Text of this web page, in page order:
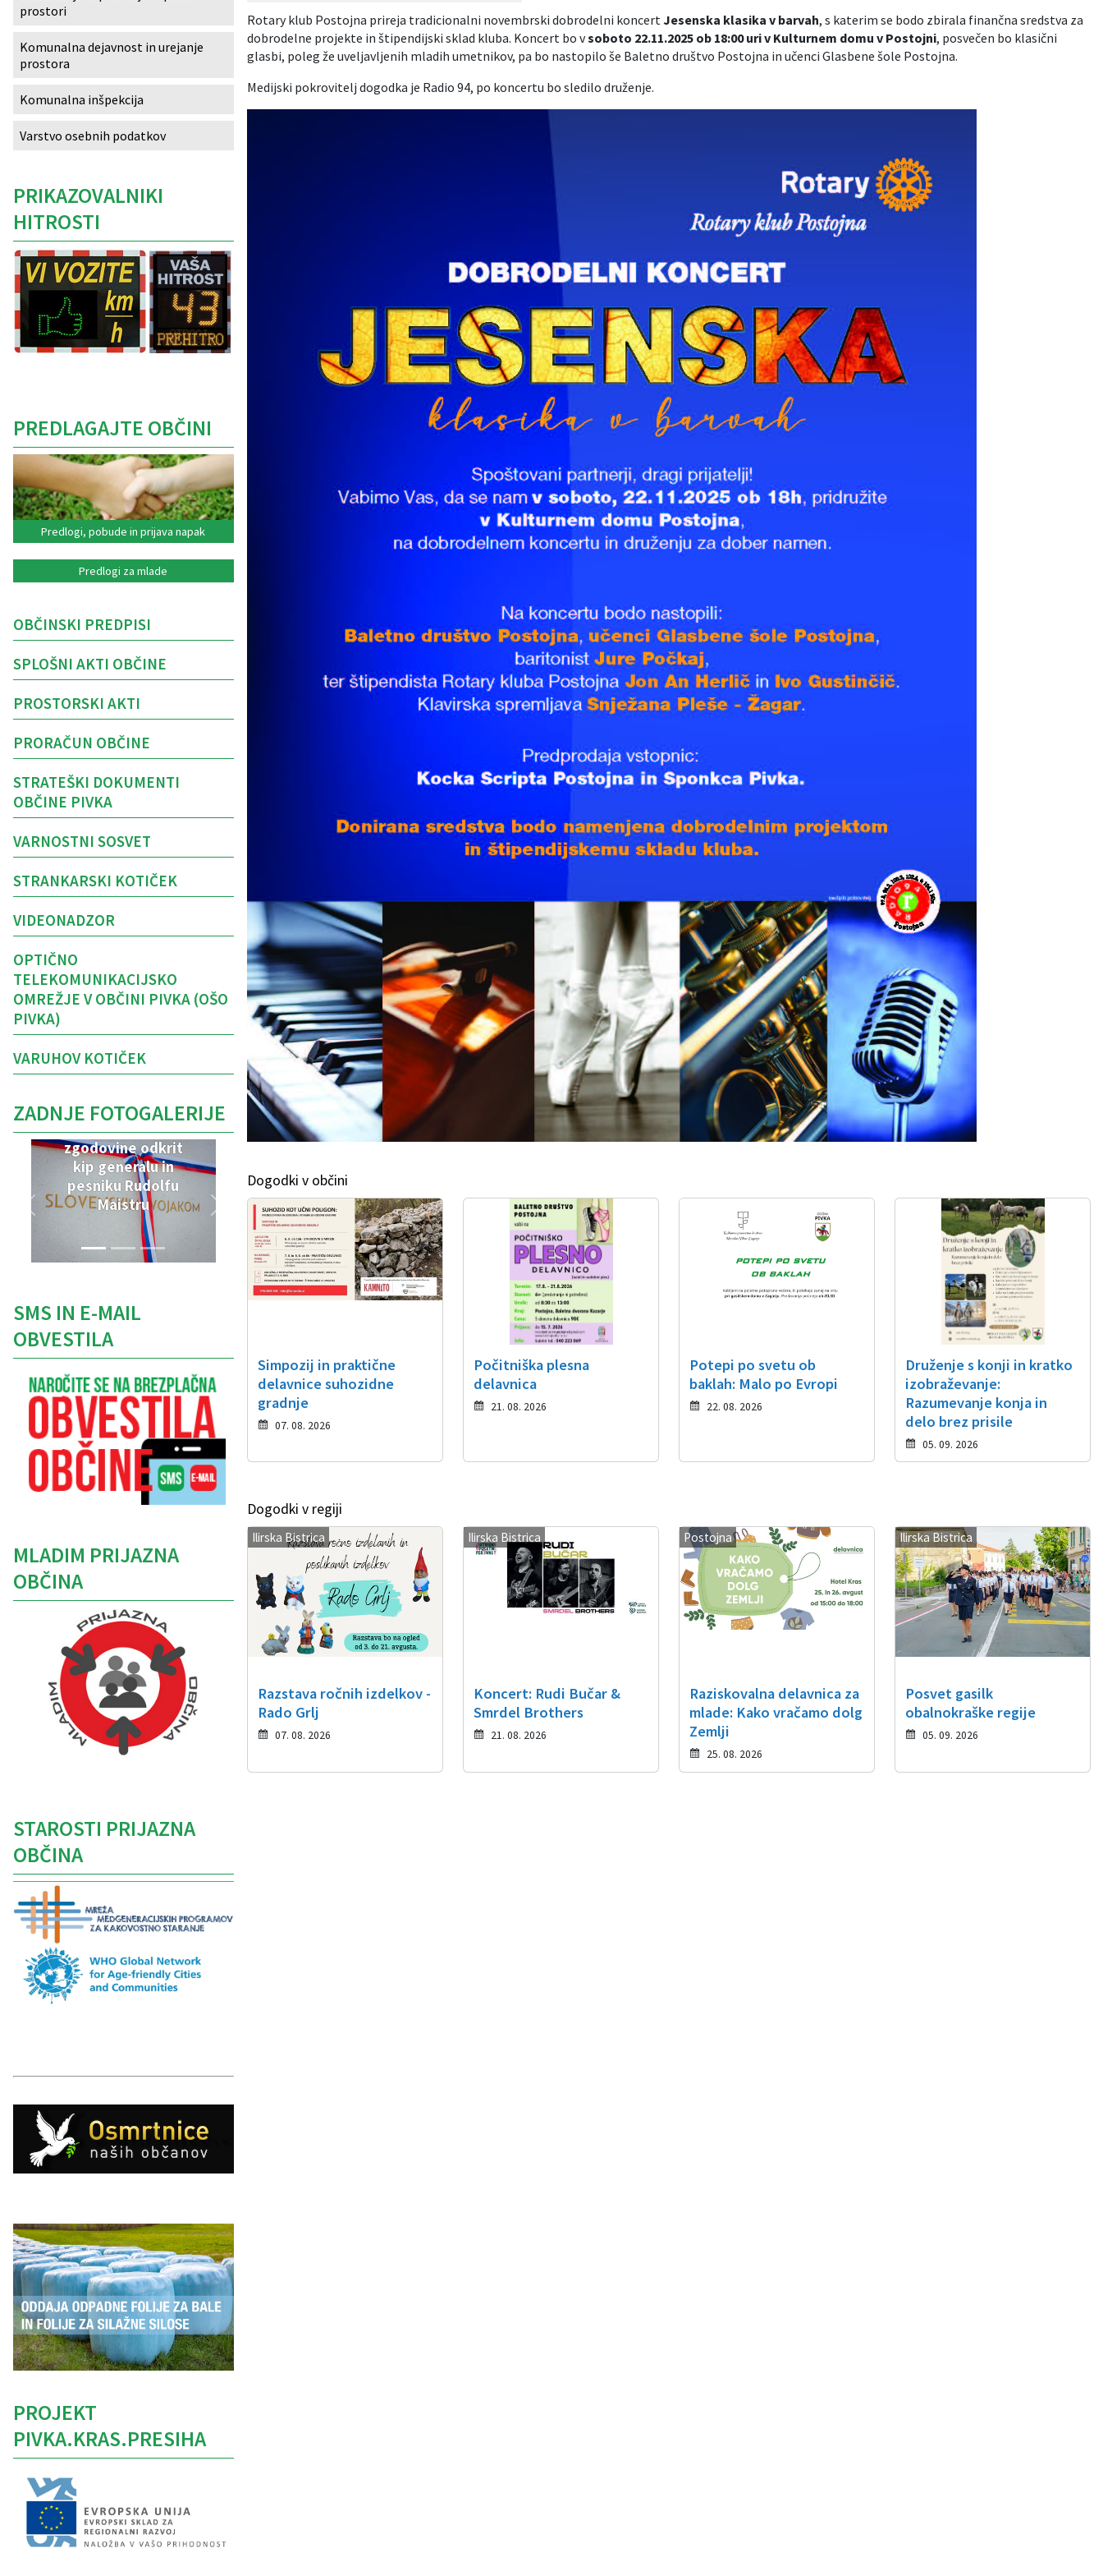
Rotary klub Postojna prireja tradicionalni novembrski dobrodelni koncertJesenska klasika v barvah, s katerim se bodo zbirala finančna sredstva za
dobrodelne projekte in štipendijski sklad kluba. Koncert bo vsoboto 22.11.2025 ob 18:00 uri v Kulturnem domu v Postojni, posvečen bo klasični
glasbi, poleg že uveljavljenih mladih umetnikov, pa bo nastopilo še Baletno društvo Postojna in učenci Glasbene šole Postojna.
Medijski pokrovitelj dogodka je Radio 94, po koncertu bo sledilo druženje.
Dogodki v občini
Simpozij in praktične
delavnice suhozidne
gradnje
07. 08. 2026
Počitniška plesna
delavnica
21. 08. 2026
Potepi po svetu ob
baklah: Malo po Evropi
22. 08. 2026
Druženje s konji in kratko
izobraževanje:
Razumevanje konja in
delo brez prisile
05. 09. 2026
Dogodki v regiji
Ilirska Bistrica
Razstava ročnih izdelkov -
Rado Grlj
07. 08. 2026
Ilirska Bistrica
Koncert: Rudi Bučar &
Smrdel Brothers
21. 08. 2026
Postojna
Raziskovalna delavnica za
mlade: Kako vračamo dolg
Zemlji
25. 08. 2026
Ilirska Bistrica
Posvet gasilk
obalnokraške regije
05. 09. 2026
prostori
Komunalna dejavnost in urejanje
prostora
Komunalna inšpekcija
Varstvo osebnih podatkov
PRIKAZOVALNIKI
HITROSTI
PREDLAGAJTE OBČINI
Predlogi, pobude in prijava napak
Predlogi za mlade
OBČINSKI PREDPISI
SPLOŠNI AKTI OBČINE
PROSTORSKI AKTI
PRORAČUN OBČINE
STRATEŠKI DOKUMENTI
OBČINE PIVKA
VARNOSTNI SOSVET
STRANKARSKI KOTIČEK
VIDEONADZOR
OPTIČNO
TELEKOMUNIKACIJSKO
OMREŽJE V OBČINI PIVKA (OŠO
PIVKA)
VARUHOV KOTIČEK
ZADNJE FOTOGALERIJE
V Parku vojaške
zgodovine odkrit
kip generalu in
pesniku Rudolfu
Maistru
SMS IN E-MAIL
OBVESTILA
MLADIM PRIJAZNA
OBČINA
STAROSTI PRIJAZNA
OBČINA
PROJEKT
PIVKA.KRAS.PRESIHA
Izobraževanje
Kultura, šport in turizem
Sociala in zdravstvo
Skupna občinska uprava